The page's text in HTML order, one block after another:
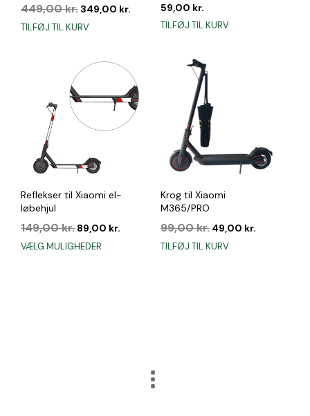
449,00kr. Den
pris
449,00 kr..
349,00 kr.
aktuelle
TILFØJ TIL KURV
59,00 kr.
TILFØJ TIL KURV
Reflekser til Xiaomi el-
løbehjul
149,00kr. Den
pris
89,00 kr.
VÆLG MULIGHEDER
Krog til Xiaomi
M365/PRO
99,00kr. Den
pris
49,00 kr.
TILFØJ TIL KURV